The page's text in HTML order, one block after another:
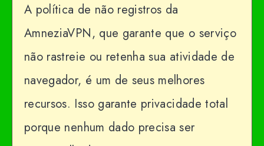
A política de não registros da
AmneziaVPN, que garante que o serviço
não rastreie ou retenha sua atividade de
navegador, é um de seus melhores
recursos. Isso garante privacidade total
porque nenhum dado precisa ser